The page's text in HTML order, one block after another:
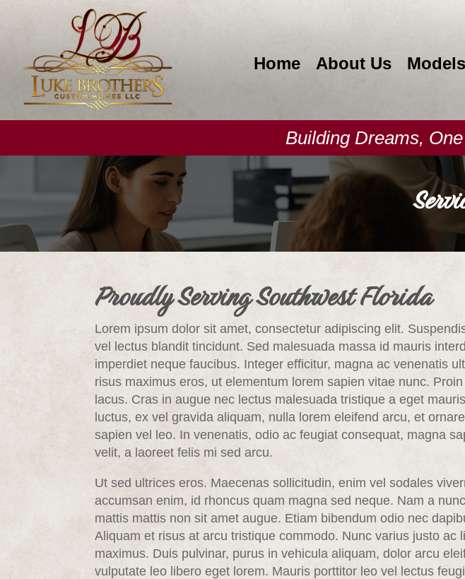
Home About Us Models
Building Dreams,
Proudly Serving Southwest Florida
Lorem ipsum dolor sit amet, consectetur adipiscing elit.
vel lectus blandit tincidunt. Sed malesuada massa id mauris
imperdiet neque faucibus. Integer efficitur, magna ac venenatis
risus maximus eros, ut elementum lorem sapien vitae nunc.
lacus. Cras in augue nec lectus malesuada tristique a eget
luctus, ex vel gravida aliquam, nulla lorem eleifend arcu, et
sapien vel leo. In venenatis, odio ac feugiat consequat, magna
velit, a laoreet felis mi sed arcu.
Ut sed ultrices eros. Maecenas sollicitudin, enim vel sodales
accumsan enim, id rhoncus quam magna sed neque. Nam a
mattis mattis non sit amet augue. Etiam bibendum odio nec
Aliquam et risus at arcu tristique commodo. Nunc varius justo ac
maximus. Duis pulvinar, purus in vehicula aliquam, dolor arcu
vulputate leo libero eget lorem. Mauris porttitor leo vel lectus